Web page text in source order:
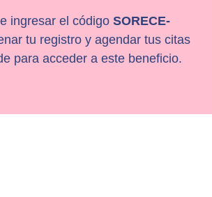
ingresar el código SORECE-
tu registro y agendar tus citas
para acceder a este beneficio.